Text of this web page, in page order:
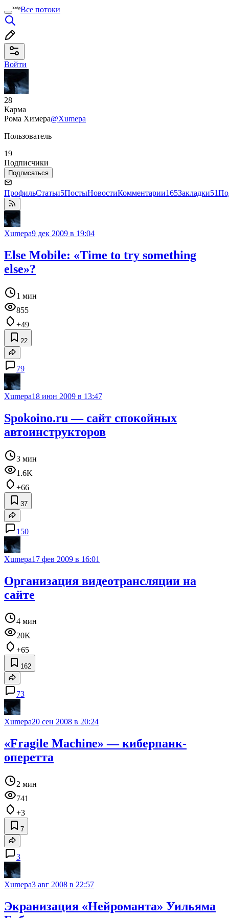
Все потоки
Войти
28
Карма
Рома Химера@Xumepa
Пользователь
19
Подписчики
Подписаться
ПрофильСтатьи5ПостыНовостиКомментарии165Закладки51
Xumepa9 дек 2009 в 19:04
Else Mobile: «Time to try something
else»?
1 мин
855
+49
22
79
Xumepa18 июн 2009 в 13:47
Spokoino.ru — сайт спокойных
автоинструкторов
3 мин
1.6K
+66
37
150
Xumepa17 фев 2009 в 16:01
Организация видеотрансляции на
сайте
4 мин
20K
+65
162
73
Xumepa20 сен 2008 в 20:24
«Fragile Machine» — киберпанк-
оперетта
2 мин
741
+3
7
3
Xumepa3 авг 2008 в 22:57
Экранизация «Нейроманта» Уильяма